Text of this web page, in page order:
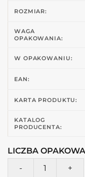
ROZMIAR:
WAGA
OPAKOWANIA:
W OPAKOWANIU:
EAN:
KARTA PRODUKTU:
KATALOG
PRODUCENTA:
LICZBA
ilość Harmony